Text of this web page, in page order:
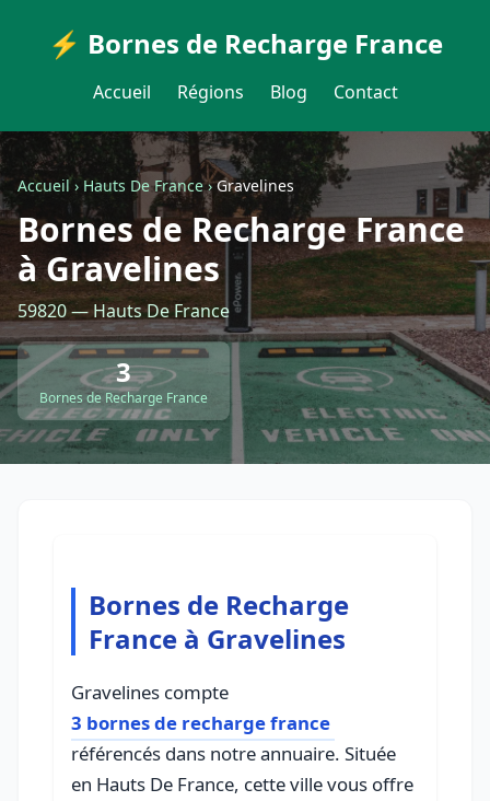
⚡ Bornes de Recharge France
Accueil Régions Blog Contact
Accueil›Hauts De France›Gravelines
Bornes de Recharge France
à Gravelines
59820 — Hauts De France
3
Bornes de Recharge France
Bornes de Recharge
France à Gravelines
Gravelines compte
3 bornes de recharge france
référencés dans notre annuaire. Située
en Hauts De France, cette ville vous offre